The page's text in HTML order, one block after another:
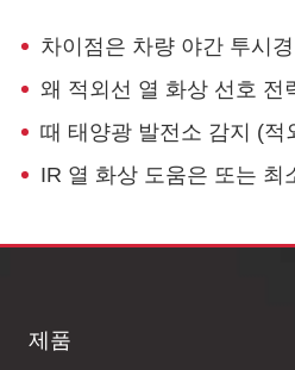
차이점은 차량 야간 투시경 카
왜 적외선 열 화상 선호 전
때 태양광 발전소 감지 (적
IR 열 화상 도움은 또는 최
제품